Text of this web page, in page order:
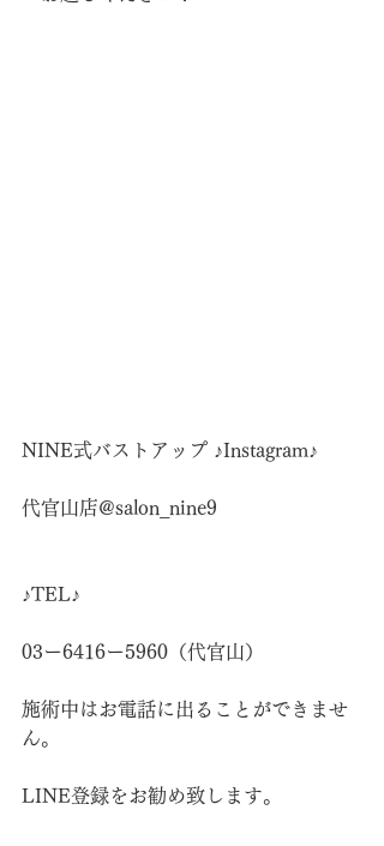
NINE式バストアップ ♪Instagram♪
代官山店@salon_nine9
♪TEL♪
03ー6416ー5960（代官山）
施術中はお電話に出ることができませ
ん。
LINE登録をお勧め致します。